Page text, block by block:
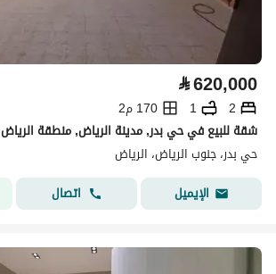
⃁620,000
2
1
170 م2
شقة للبيع في حي بدر, مدينة الرياض, منطقة الرياض
حي بدر، جنوب الرياض، الرياض
الإيميل
اتصال